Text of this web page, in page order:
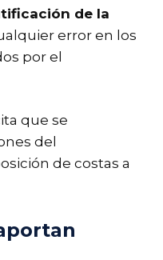
de la
error en los
por el
que se
del
de costas a